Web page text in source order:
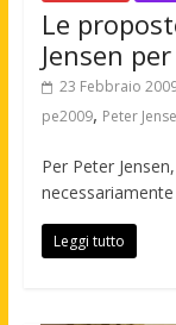
Le
Jensen
23 Febbraio
pe2009, Peter
Per Peter
Leggi tutto